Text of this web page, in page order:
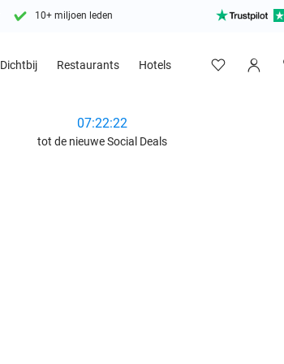
10+ miljoen leden
Dichtbij Restaurants Hotels
07:22:20
tot de nieuwe Social Deals